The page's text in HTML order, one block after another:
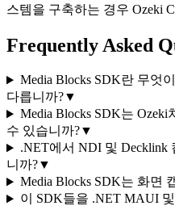
스템을 구축하는 경우 Ozeki
Frequently Asked
Media Blocks SDK란 무엇
다릅니까?▼
Media Blocks SDK는 Ozeki
수 있습니까?▼
.NET에서 NDI 및 Decklink
니까?▼
Media Blocks SDK는 화면
이 SDK들을 .NET MAUI